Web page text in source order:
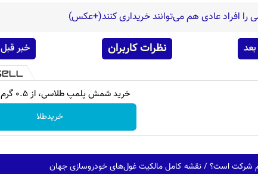
را افراد عادی هم می‌توانند خریداری کنند(+عکس)
نظرات کاربران خبر قبل
خرید شمش پلمپ طلاسی، از ۰.۵ گرم تا ۱۰ گرم
خریدطلا
شرکت است؟ / نقشه کامل مالکیت غول‌های خودروسازی جهان